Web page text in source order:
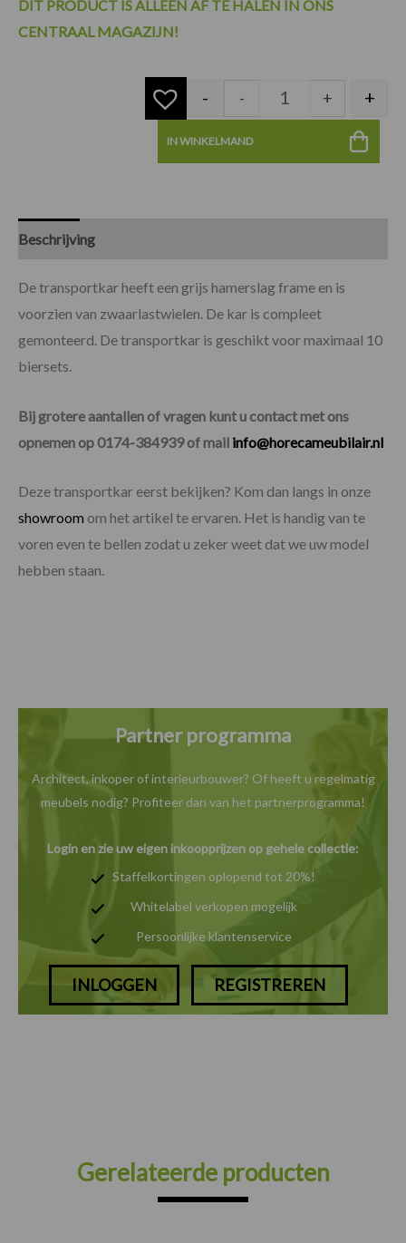
DIT PRODUCT IS ALLEEN AF TE HALEN IN ONS
CENTRAAL MAGAZIJN!
- - + +
IN WINKELMAND
Beschrijving
De transportkar heeft een grijs hamerslag frame en is
voorzien van zwaarlastwielen. De kar is compleet
gemonteerd. De transportkar is geschikt voor maximaal 10
biersets.
Bij grotere aantallen of vragen kunt u contact met ons
opnemen op 0174-384939 of mail info@horecameubilair.nl
Deze transportkar eerst bekijken? Kom dan langs in onze
showroom om het artikel te ervaren. Het is handig van te
voren even te bellen zodat u zeker weet dat we uw model
hebben staan.
Partner programma
Architect, inkoper of interieurbouwer? Of heeft u regelmatig
meubels nodig? Profiteer dan van het partnerprogramma!
Login en zie uw eigen inkoopprijzen op gehele collectie:
Staffelkortingen oplopend tot 20%!
Whitelabel verkopen mogelijk
Persoonlijke klantenservice
INLOGGEN REGISTREREN
Gerelateerde producten